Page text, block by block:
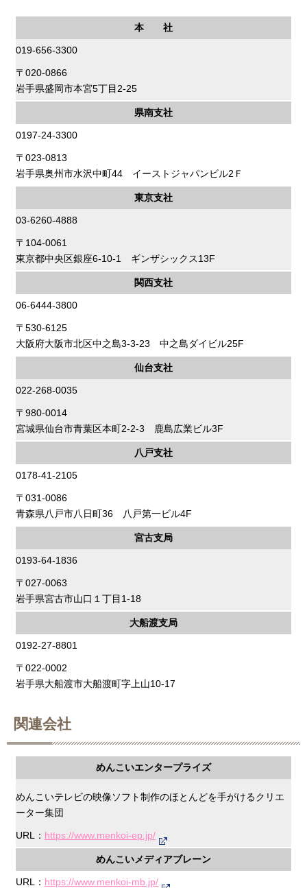
本 社
019-656-3300
〒020-0866
岩手県盛岡市本宮5丁目2-25
県南支社
0197-24-3300
〒023-0813
岩手県奥州市水沢中町44 イーストジャパンビル2Ｆ
東京支社
03-6260-4888
〒104-0061
東京都中央区銀座6-10-1 ギンザシックス13F
関西支社
06-6444-3800
〒530-6125
大阪府大阪市北区中之島3-3-23 中之島ダイビル25F
仙台支社
022-268-0035
〒980-0014
宮城県仙台市青葉区本町2-2-3 鹿島広業ビル3F
八戸支社
0178-41-2105
〒031-0086
青森県八戸市八日町36 八戸第一ビル4F
宮古支局
0193-64-1836
〒027-0063
岩手県宮古市山口１丁目1-18
大船渡支局
0192-27-8801
〒022-0002
岩手県大船渡市大船渡町字上山10-17
関連会社
めんこいエンタープライズ
めんこいテレビの映像ソフト制作のほとんどを手がけるクリエ
ーター集団
URL： https://www.menkoi-ep.jp/
めんこいメディアブレーン
URL： https://www.menkoi-mb.jp/